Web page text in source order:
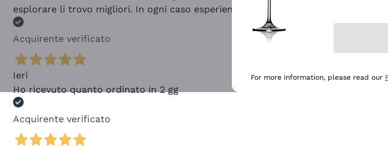
esplorare li trovo migliori. In ogni caso esperienza buona e lo consiglio! 👍
Acquirente verificato
Ieri
Ho ricevuto quanto ordinato in 2 gg
Acquirente verificato
For more information, please read our